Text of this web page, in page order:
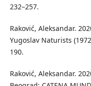
232–257.
Raković, Aleksandar.
Yugoslav Naturists
190.
Raković, Aleksandar.